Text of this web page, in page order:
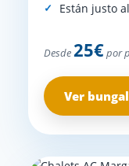
Están justo
Desde25€por
Ver